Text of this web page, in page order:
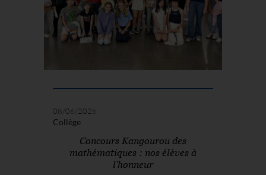
08/06/2026
Collège
Concours Kangourou des
mathématiques : nos élèves à
l'honneur